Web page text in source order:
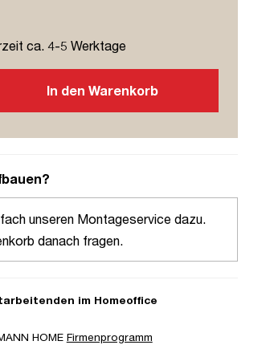
ca. 4-5 Werktage
In den Warenkorb
unseren Montageservice dazu.
danach fragen.
im Homeoffice
HOME Firmenprogramm